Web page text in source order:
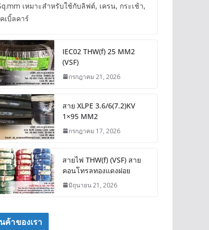
เหมาะสำหรับใช้กับลิฟต์, เครน, กระเช้า,
คเบิ้ลคาร์
IEC02 THW(f) 25 MM2
(VSF)
กรกฎาคม 21, 2026
สาย XLPE 3.6/6(7.2)KV
1×95 MM2
กรกฎาคม 17, 2026
สายไฟ THW(f) (VSF) สาย
คอนโทรลทองแดงฝอย
มิถุนายน 21, 2026
ค้าของเรา